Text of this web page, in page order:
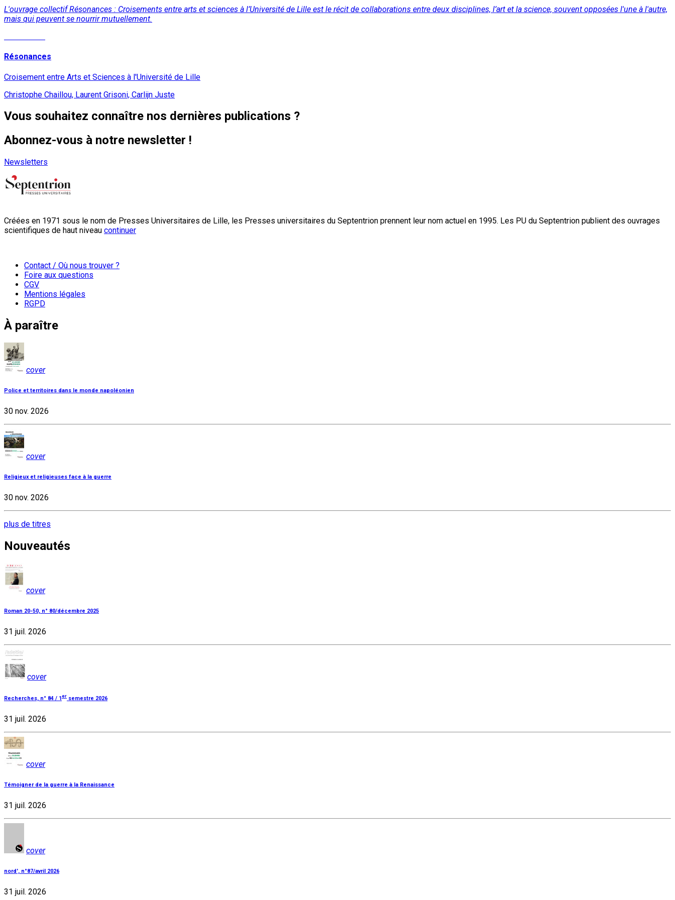
L'ouvrage collectif Résonances : Croisements entre arts et sciences à l’Université de Lille est le récit de collaborations entre deux disciplines, l’art et la science, souvent opposées l'une à l'autre,
mais qui peuvent se nourrir mutuellement.
Résonances
Croisement entre Arts et Sciences à l'Université de Lille
Christophe Chaillou, Laurent Grisoni, Carlijn Juste
Vous souhaitez connaître nos dernières publications ?
Abonnez-vous à notre newsletter !
Newsletters
Créées en 1971 sous le nom de Presses Universitaires de Lille, les Presses universitaires du Septentrion prennent leur nom actuel en 1995. Les PU du Septentrion publient des ouvrages
scientifiques de haut niveau continuer
Contact / Où nous trouver ?
Foire aux questions
CGV
Mentions légales
RGPD
À paraître
cover
Police et territoires dans le monde napoléonien
30 nov. 2026
cover
Religieux et religieuses face à la guerre
30 nov. 2026
plus de titres
Nouveautés
cover
Roman 20-50, n° 80/décembre 2025
31 juil. 2026
cover
Recherches, n° 84 / 1 er semestre 2026
31 juil. 2026
cover
Témoigner de la guerre à la Renaissance
31 juil. 2026
cover
nord', n°87/avril 2026
31 juil. 2026